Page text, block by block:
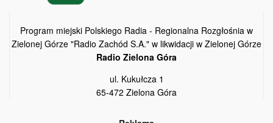
Program miejski Polskiego Radia - Regionalna Rozgłośnia w
Zielonej Górze "Radio Zachód S.A." w likwidacji w Zielonej Górze
Radio Zielona Góra
ul. Kukułcza 1
65-472 Zielona Góra